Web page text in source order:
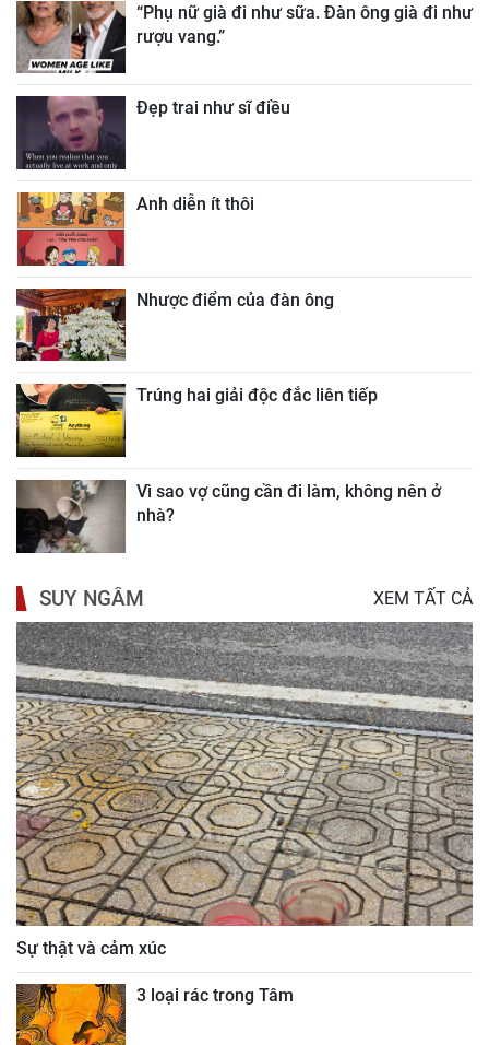
“Phụ nữ già đi như sữa. Đàn ông già đi như
rượu vang.”
Đẹp trai như sĩ điều
Anh diễn ít thôi
Nhược điểm của đàn ông
Trúng hai giải độc đắc liên tiếp
Vì sao vợ cũng cần đi làm, không nên ở
nhà?
SUY NGẪM XEM TẤT CẢ
Sự thật và cảm xúc
3 loại rác trong Tâm